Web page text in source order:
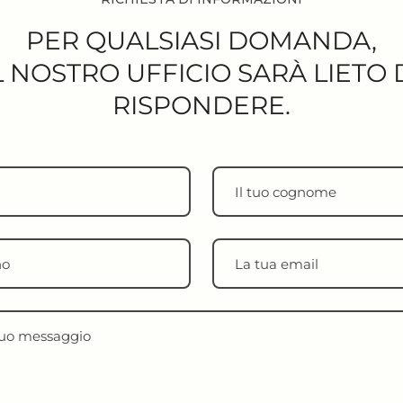
PER QUALSIASI DOMANDA,
NOSTRO UFFICIO SARÀ LIETO
RISPONDERE.